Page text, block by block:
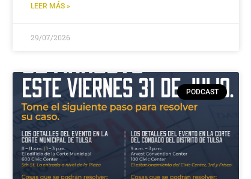
LEER MÁS »
29/07/2026
PODCAST